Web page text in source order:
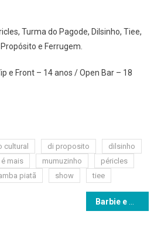
Turma do Pagode, Dilsinho, Tiee,
e Ferrugem.
e Front – 14 anos / Open Bar – 18
cultural di proposito
dilsinho
mais mumuzinho
péricles
piatã show tiee
Barbie e Oppenheimer: a dupla mais esperada do semestre chega às telas da UCI Orient